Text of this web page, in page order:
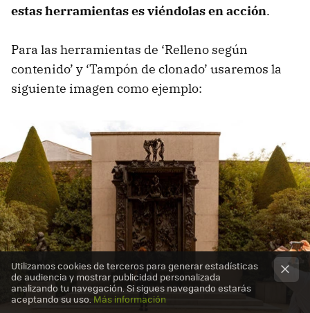
estas herramientas es viéndolas en acción.
Para las herramientas de ‘Relleno según
contenido’ y ‘Tampón de clonado’ usaremos la
siguiente imagen como ejemplo:
Utilizamos cookies de terceros para generar estadísticas
de audiencia y mostrar publicidad personalizada
analizando tu navegación. Si sigues navegando estarás
aceptando su uso. Más información